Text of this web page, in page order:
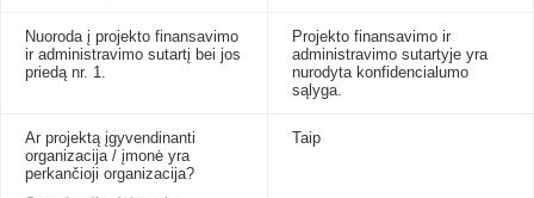
Nuoroda į projekto finansavimo
ir administravimo sutartį bei jos
priedą nr. 1.
Projekto finansavimo ir
administravimo sutartyje yra
nurodyta konfidencialumo
sąlyga.
Ar projektą įgyvendinanti
organizacija / įmonė yra
perkančioji organizacija?
Taip